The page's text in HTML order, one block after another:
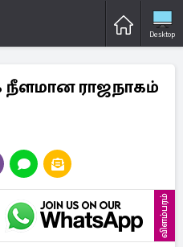
Desktop
நீளமான ராஜநாகம்
விளம்பரம்